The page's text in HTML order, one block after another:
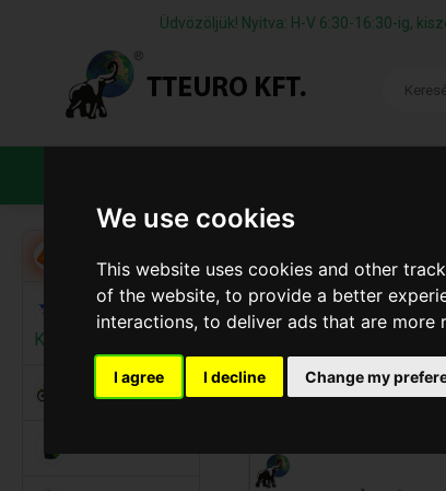
We use cookies
This website uses cookies and other
of the website,to provide a better
interactions,to deliver ads that are more
I agree I decline Change my
Üdvözöljük! Nyitva: H-V 6:30-16:30-ig,
Alkalmi
Kellékek
Bicikli
Iroda